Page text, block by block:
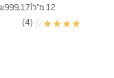
12 מ"ל | ₪999.17 ל- 100
★
★
★
★
☆
(4)